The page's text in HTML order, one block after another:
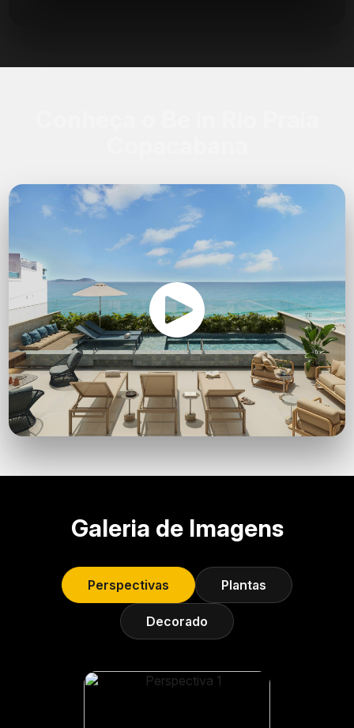
Galeria de Imagens
Perspectivas Plantas
Decorado